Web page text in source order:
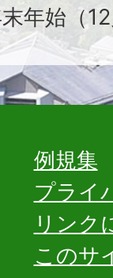
年始（
例規集
プライ
リンク
このサ